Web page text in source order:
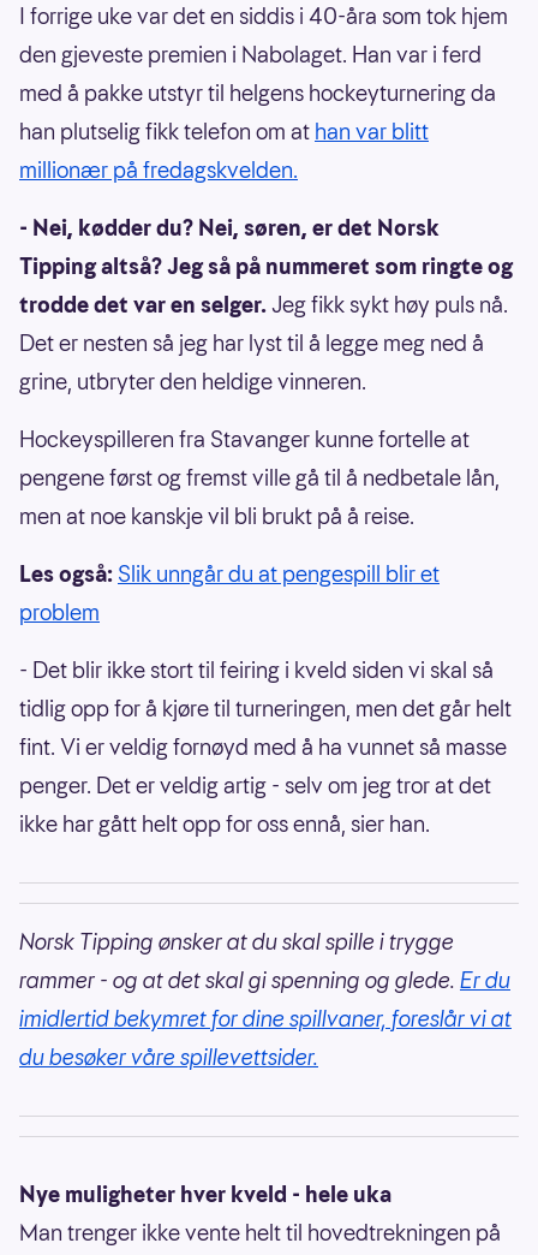
I forrige uke var det en siddis i 40-åra som tok hjem
den gjeveste premien i Nabolaget. Han var i ferd
med å pakke utstyr til helgens hockeyturnering da
han plutselig fikk telefon om at han var blitt
millionær på fredagskvelden.
- Nei, kødder du? Nei, søren, er det Norsk
Tipping altså? Jeg så på nummeret som ringte og
trodde det var en selger.Jeg fikk sykt høy puls nå.
Det er nesten så jeg har lyst til å legge meg ned å
grine, utbryter den heldige vinneren.
Hockeyspilleren fra Stavanger kunne fortelle at
pengene først og fremst ville gå til å nedbetale lån,
men at noe kanskje vil bli brukt på å reise.
Les også: Slik unngår du at pengespill blir et
problem
- Det blir ikke stort til feiring i kveld siden vi skal så
tidlig opp for å kjøre til turneringen, men det går helt
fint. Vi er veldig fornøyd med å ha vunnet så masse
penger. Det er veldig artig - selv om jeg tror at det
ikke har gått helt opp for oss ennå, sier han.
Norsk Tipping ønsker at du skal spille i trygge
rammer - og at det skal gi spenning og glede. Er du
imidlertid bekymret for dine spillvaner, foreslår vi at
du besøker våre spillevettsider.
Nye muligheter hver kveld - hele uka
Man trenger ikke vente helt til hovedtrekningen på